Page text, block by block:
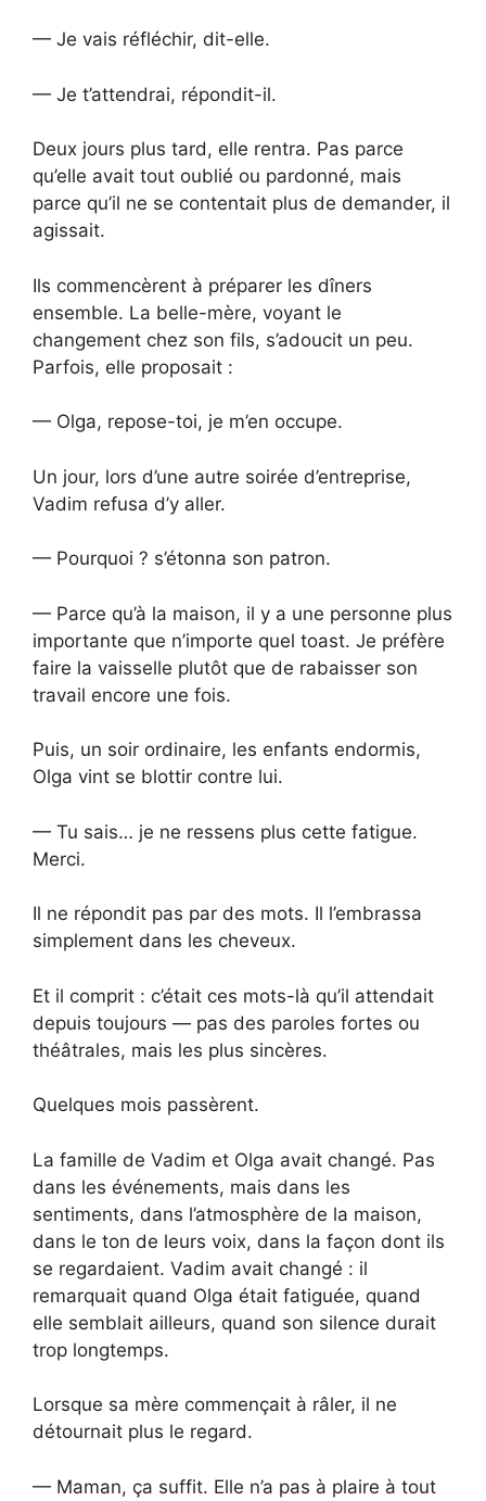
— Je vais réfléchir, dit-elle.
— Je t’attendrai, répondit-il.
Deux jours plus tard, elle rentra. Pas parce
qu’elle avait tout oublié ou pardonné, mais
parce qu’il ne se contentait plus de demander, il
agissait.
Ils commencèrent à préparer les dîners
ensemble. La belle-mère, voyant le
changement chez son fils, s’adoucit un peu.
Parfois, elle proposait :
— Olga, repose-toi, je m’en occupe.
Un jour, lors d’une autre soirée d’entreprise,
Vadim refusa d’y aller.
— Pourquoi ? s’étonna son patron.
— Parce qu’à la maison, il y a une personne plus
importante que n’importe quel toast. Je préfère
faire la vaisselle plutôt que de rabaisser son
travail encore une fois.
Puis, un soir ordinaire, les enfants endormis,
Olga vint se blottir contre lui.
— Tu sais… je ne ressens plus cette fatigue.
Merci.
Il ne répondit pas par des mots. Il l’embrassa
simplement dans les cheveux.
Et il comprit : c’était ces mots-là qu’il attendait
depuis toujours — pas des paroles fortes ou
théâtrales, mais les plus sincères.
Quelques mois passèrent.
La famille de Vadim et Olga avait changé. Pas
dans les événements, mais dans les
sentiments, dans l’atmosphère de la maison,
dans le ton de leurs voix, dans la façon dont ils
se regardaient. Vadim avait changé : il
remarquait quand Olga était fatiguée, quand
elle semblait ailleurs, quand son silence durait
trop longtemps.
Lorsque sa mère commençait à râler, il ne
détournait plus le regard.
— Maman, ça suffit. Elle n’a pas à plaire à tout